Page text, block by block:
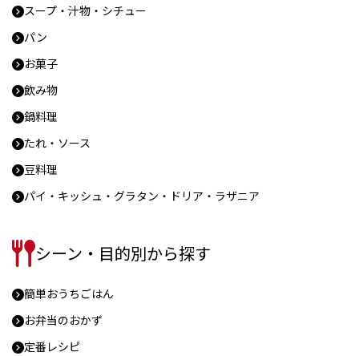
スープ・汁物・シチュー
パン
お菓子
飲み物
鍋料理
たれ・ソース
豆料理
パイ・キッシュ・グラタン・ドリア・ラザニア
シーン・目的別から探す
簡単おうちごはん
お弁当のおかず
定番レシピ